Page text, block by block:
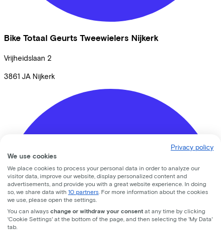
Bike Totaal Geurts Tweewielers Nijkerk
Vrijheidslaan 2
3861 JA Nijkerk
Privacy policy
We use cookies
We place cookies to process your personal data in order to analyze our
visitor data, improve our website, display personalized content and
advertisements, and provide you with a great website experience. In doing
so, we share data with 10 partners . For more information about the cookies
we use, please open the settings.
You can always change or withdraw your consent at any time by clicking
'Cookie Settings' at the bottom of the page, and then selecting the 'My Data'
tab.